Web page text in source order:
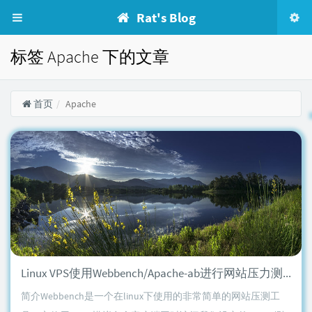
Rat's Blog
标签 Apache 下的文章
首页 Apache
Linux VPS使用Webbench/Apache-ab进行网站压力测试
简介Webbench是一个在linux下使用的非常简单的网站压测工